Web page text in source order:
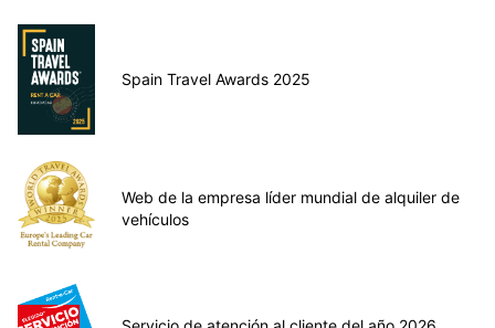
Spain Travel Awards 2025
Web de la empresa líder mundial de alquiler de
vehículos